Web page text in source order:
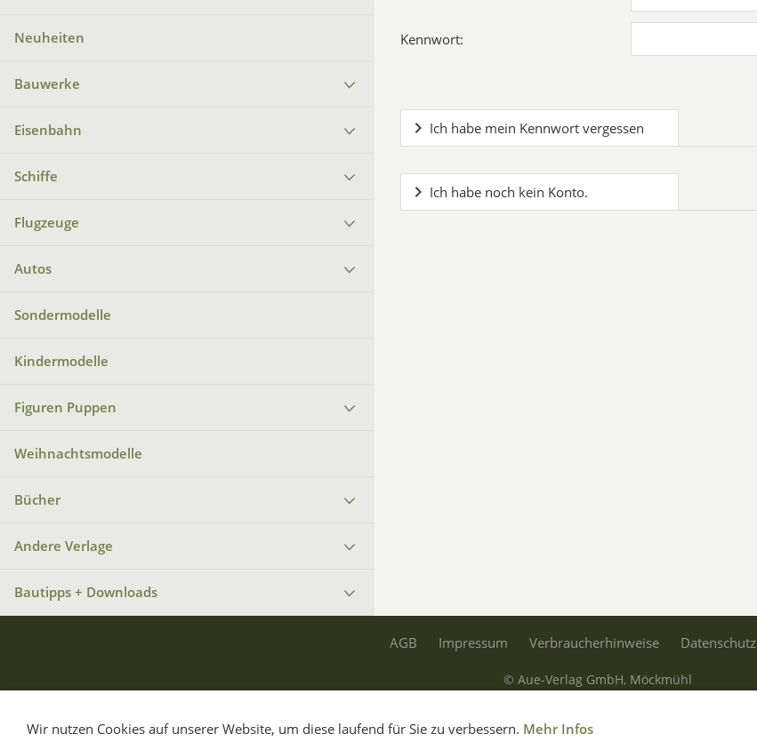
Neuheiten
Bauwerke
Eisenbahn
Schiffe
Flugzeuge
Autos
Sondermodelle
Kindermodelle
Figuren Puppen
Weihnachtsmodelle
Bücher
Andere Verlage
Bautipps + Downloads
Kennwort:
Ich habe mein Kennwort vergessen
Ich habe noch kein Konto.
AGB Impressum Verbraucherhinweise Datenschutz
© Aue-Verlag GmbH, Möckmühl
Verträge widerrufen
Wir nutzen Cookies auf unserer Website, um diese laufend für Sie zu verbessern. Mehr Infos